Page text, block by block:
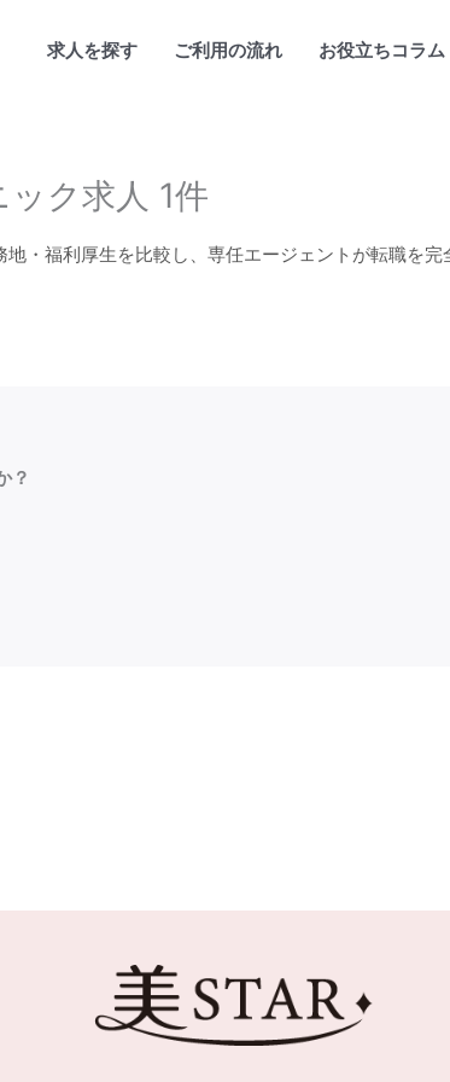
求人を探す ご利用の流れ お役立ちコラム
ク求人 1件
・福利厚生を比較し、専任エージェントが転職を完
？